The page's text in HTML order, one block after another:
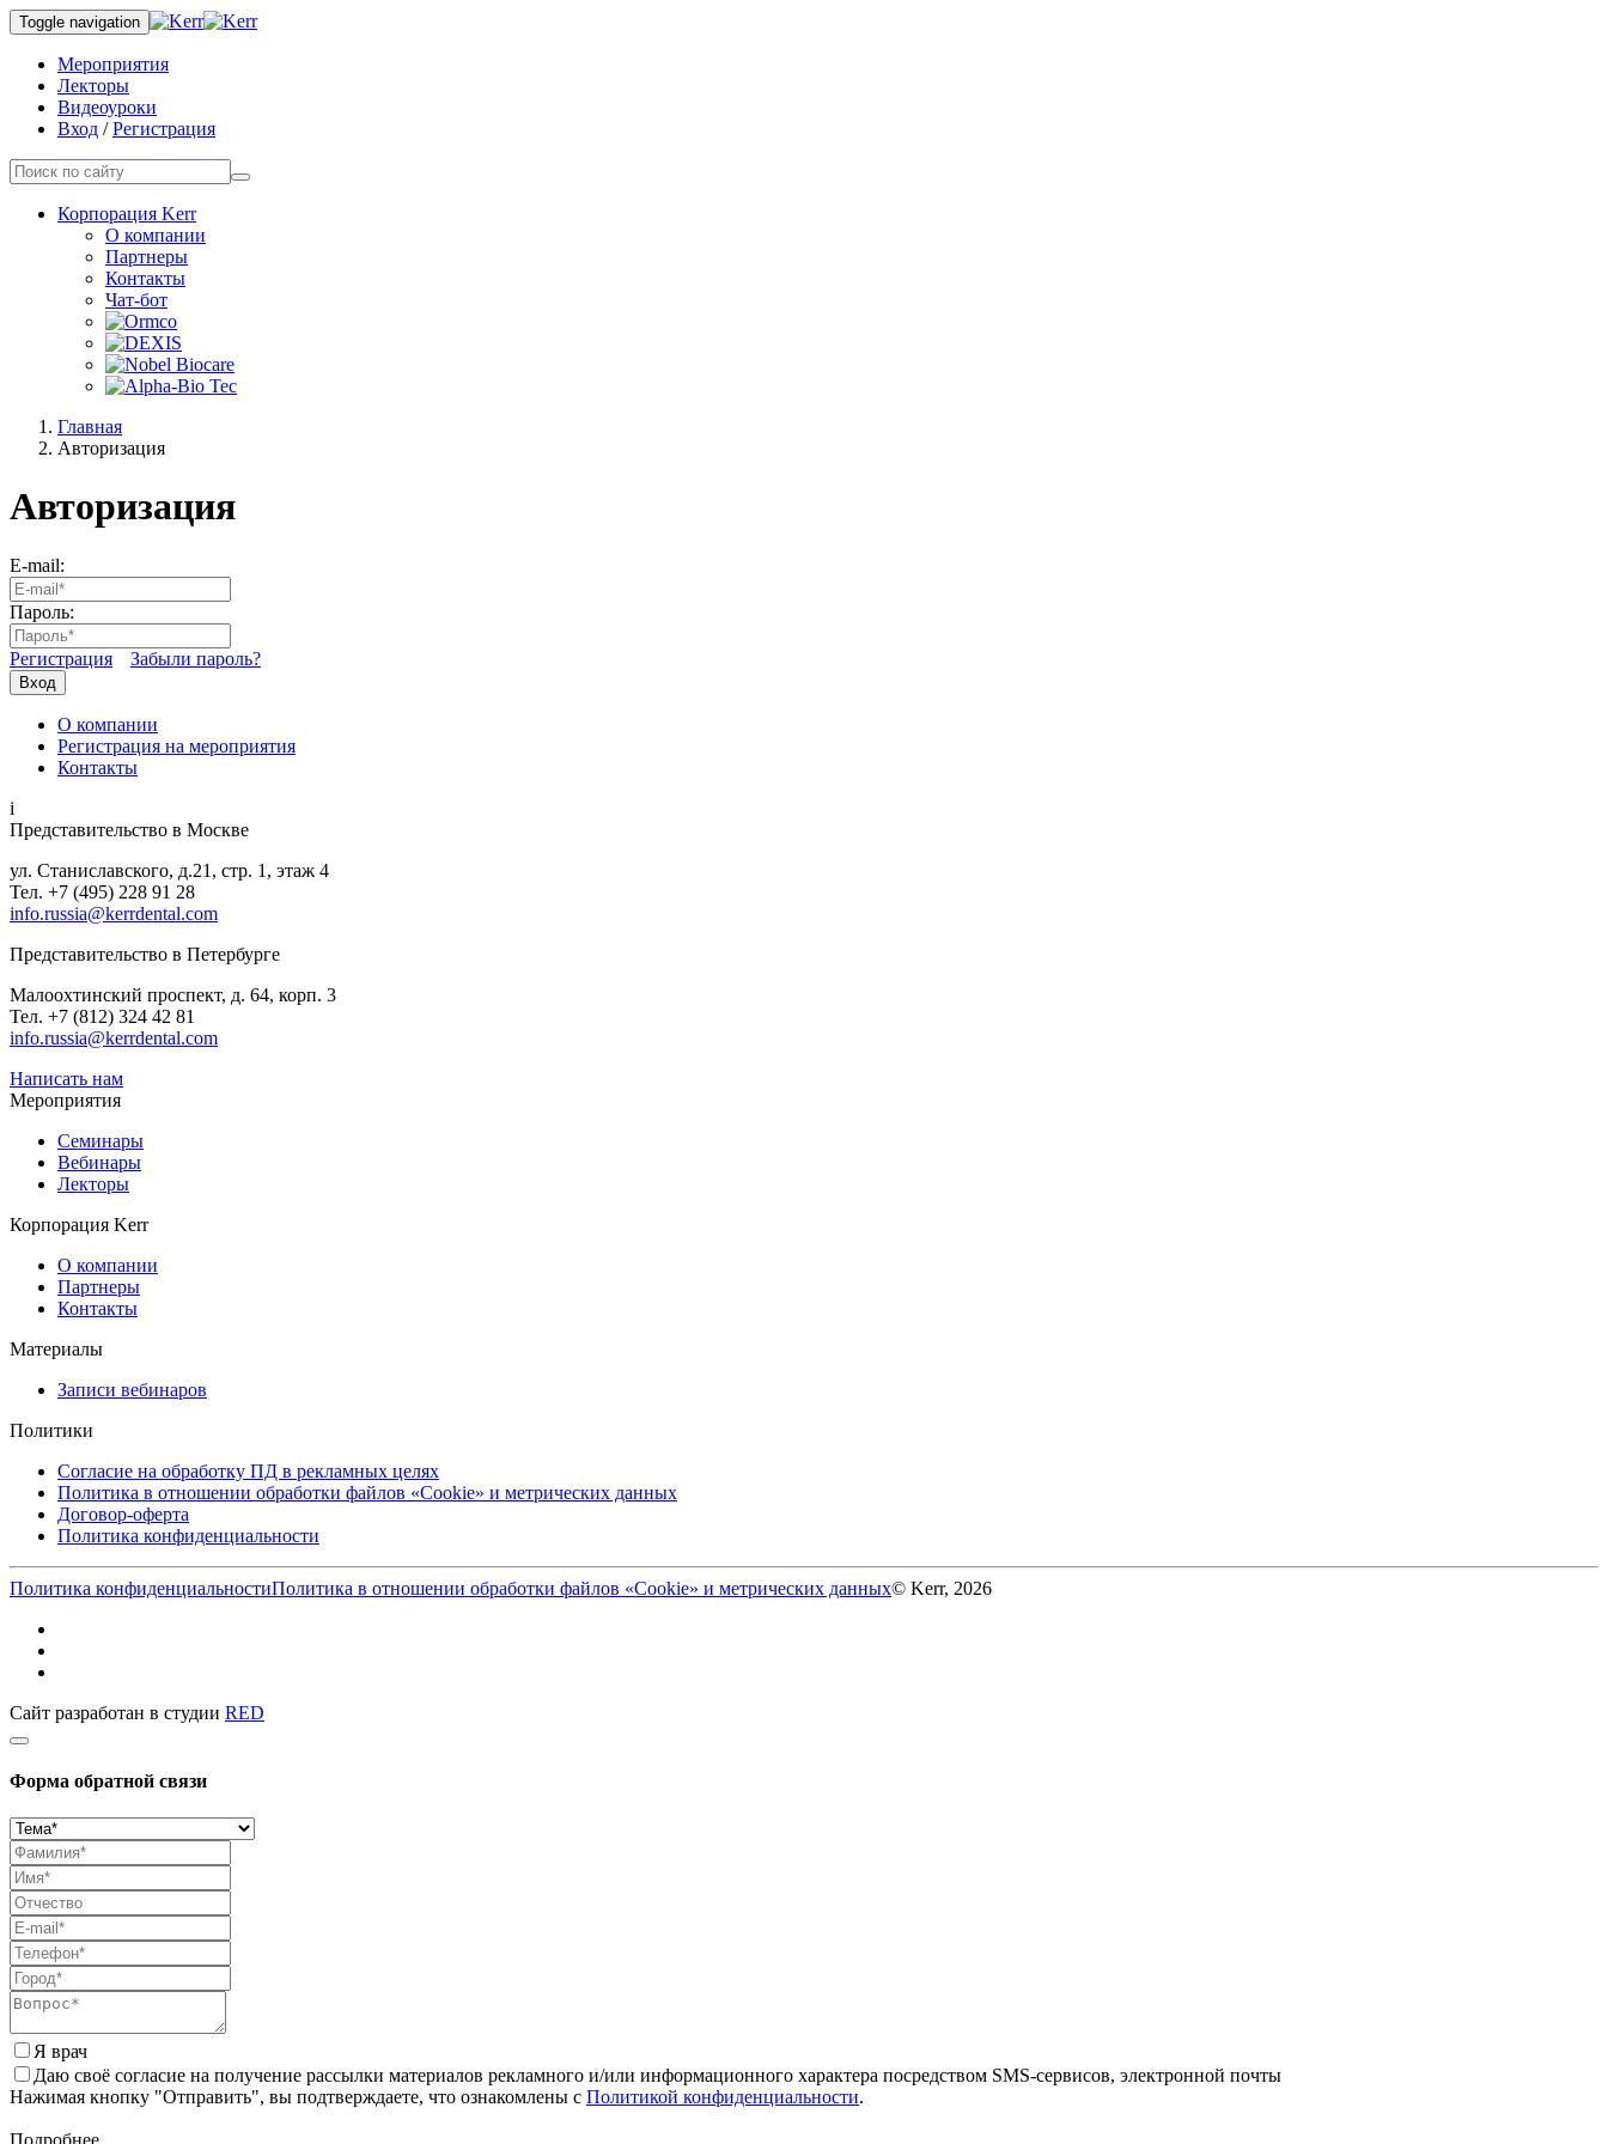
Toggle navigation
Мероприятия
Лекторы
Видеоуроки
Вход /Регистрация
Корпорация Kerr
О компании
Партнеры
Контакты
Чат-бот
Главная
Авторизация
Авторизация
E-mail:
Пароль:
Регистрация Забыли пароль?
Вход
О компании
Регистрация на мероприятия
Контакты
i
Представительство в Москве
ул. Станиславского, д.21, стр. 1, этаж 4
Тел. +7 (495) 228 91 28
info.russia@kerrdental.com
Представительство в Петербурге
Малоохтинский проспект, д. 64, корп. 3
Тел. +7 (812) 324 42 81
info.russia@kerrdental.com
Написать нам
Мероприятия
Семинары
Вебинары
Лекторы
Корпорация Kerr
О компании
Партнеры
Контакты
Материалы
Записи вебинаров
Политики
Согласие на обработку ПД в рекламных целях
Политика в отношении обработки файлов «Cookie» и метрических данных
Договор-оферта
Политика конфиденциальности
Политика конфиденциальностиПолитика в отношении обработки файлов «Cookie» и метрических данных© Kerr, 2026
Сайт разработан в студии RED
Форма обратной связи
Я врач
Даю своё согласие на получение рассылки материалов рекламного и/или информационного характера посредством SMS-сервисов, электронной почты
Нажимая кнопку "Отправить", вы подтверждаете, что ознакомлены с Политикой конфиденциальности.